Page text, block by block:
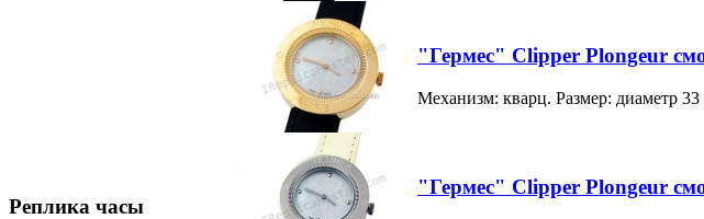
Реплика часы
"Гермес" Clipper Plongeur
Механизм: кварц. Размер: диаметр
"Гермес" Clipper Plongeur